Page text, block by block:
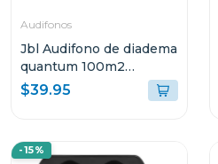
Audifonos
Jbl Audifono de diadema
quantum 100m2
púrpura qtum100m2
$39.95
-15%